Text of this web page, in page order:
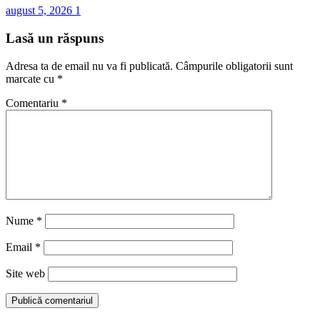
august 5, 2026 1
Lasă un răspuns
Adresa ta de email nu va fi publicată. Câmpurile obligatorii sunt
marcate cu *
Comentariu *
Nume *
Email *
Site web